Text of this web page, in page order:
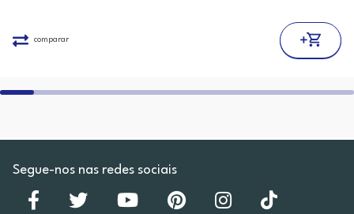
comparar
Segue-nos nas redes sociais